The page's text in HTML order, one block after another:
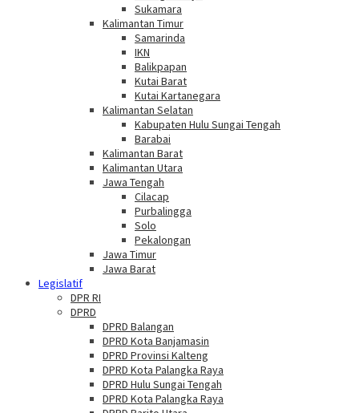
Sukamara
Kalimantan Timur
Samarinda
IKN
Balikpapan
Kutai Barat
Kutai Kartanegara
Kalimantan Selatan
Kabupaten Hulu Sungai Tengah
Barabai
Kalimantan Barat
Kalimantan Utara
Jawa Tengah
Cilacap
Purbalingga
Solo
Pekalongan
Jawa Timur
Jawa Barat
Legislatif
DPR RI
DPRD
DPRD Balangan
DPRD Kota Banjamasin
DPRD Provinsi Kalteng
DPRD Kota Palangka Raya
DPRD Hulu Sungai Tengah
DPRD Kota Palangka Raya